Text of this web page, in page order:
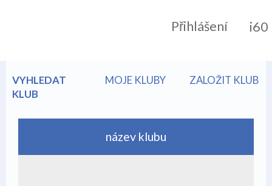
i60
Přihlášení
VYHLEDAT
KLUB
MOJE KLUBY ZALOŽIT KLUB
název klubu